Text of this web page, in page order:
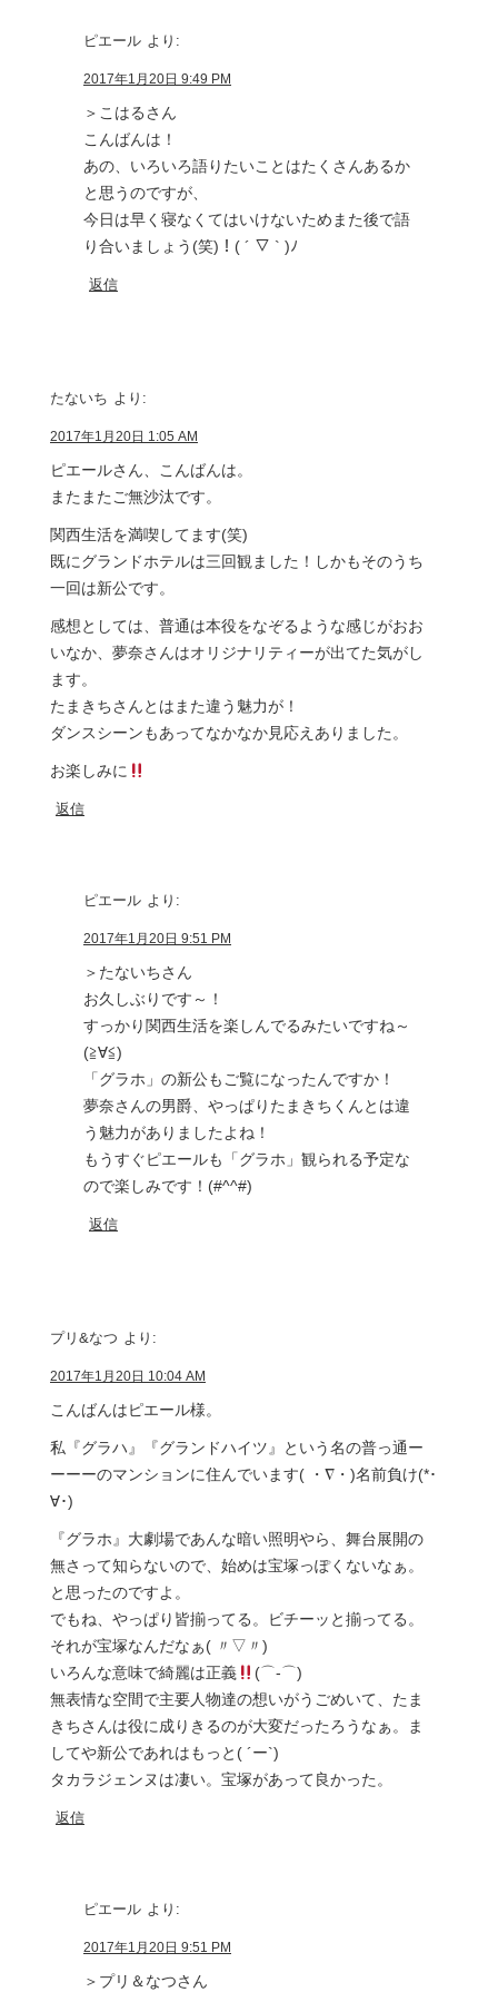
ピエール より:
2017年1月20日 9:49 PM
＞こはるさん
こんばんは！
あの、いろいろ語りたいことはたくさんあるか
と思うのですが、
今日は早く寝なくてはいけないためまた後で語
り合いましょう(笑)！( ´ ▽ ` )ﾉ
返信
たないち より:
2017年1月20日 1:05 AM
ピエールさん、こんばんは。
またまたご無沙汰です。
関西生活を満喫してます(笑)
既にグランドホテルは三回観ました！しかもそのうち
一回は新公です。
感想としては、普通は本役をなぞるような感じがおお
いなか、夢奈さんはオリジナリティーが出てた気がし
ます。
たまきちさんとはまた違う魅力が！
ダンスシーンもあってなかなか見応えありました。
お楽しみに
返信
ピエール より:
2017年1月20日 9:51 PM
＞たないちさん
お久しぶりです～！
すっかり関西生活を楽しんでるみたいですね～
(≧∀≦)
「グラホ」の新公もご覧になったんですか！
夢奈さんの男爵、やっぱりたまきちくんとは違
う魅力がありましたよね！
もうすぐピエールも「グラホ」観られる予定な
ので楽しみです！(#^^#)
返信
プリ&なつ より:
2017年1月20日 10:04 AM
こんばんはピエール様。
私『グラハ』『グランドハイツ』という名の普っ通ー
ーーーのマンションに住んでいます( ・∇・)名前負け(*･
∀･)
『グラホ』大劇場であんな暗い照明やら、舞台展開の
無さって知らないので、始めは宝塚っぽくないなぁ。
と思ったのですよ。
でもね、やっぱり皆揃ってる。ビチーッと揃ってる。
それが宝塚なんだなぁ( 〃▽〃)
いろんな意味で綺麗は正義
(⌒‐⌒)
無表情な空間で主要人物達の想いがうごめいて、たま
きちさんは役に成りきるのが大変だったろうなぁ。ま
してや新公であれはもっと( ´ー`)
タカラジェンヌは凄い。宝塚があって良かった。
返信
ピエール より:
2017年1月20日 9:51 PM
＞プリ＆なつさん